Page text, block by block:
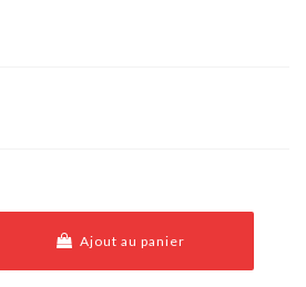
Ajout au panier